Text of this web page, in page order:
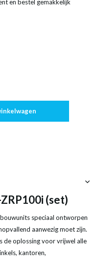
en bestel gemakkelijk
(set)
speciaal ontworpen
aanwezig moet zijn.
de oplossing voor vrijwel alle
kantoren,